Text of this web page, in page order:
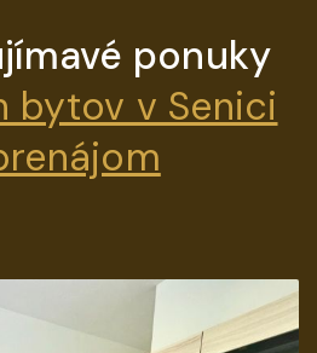
ponuky
bytov v Senici